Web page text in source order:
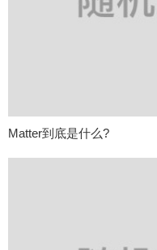
Matter到底是什么?